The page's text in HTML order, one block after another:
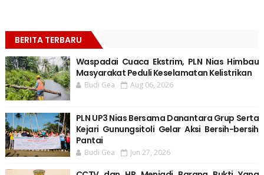
BERITA TERBARU
Waspadai Cuaca Ekstrim, PLN Nias Himbau
Masyarakat Peduli Keselamatan Kelistrikan
Budi Gea Aug 06, 2026
PLN UP3 Nias Bersama Danantara Grup Serta
Kejari Gunungsitoli Gelar Aksi Bersih-bersih
Pantai
Budi Gea Jun 27, 2026